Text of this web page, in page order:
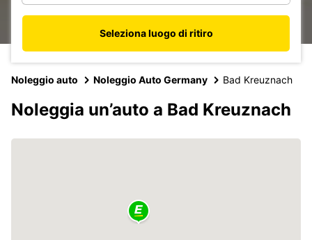
Seleziona luogo di ritiro
Noleggio auto Noleggio Auto Germany Bad Kreuznach
Noleggia un’auto a Bad Kreuznach